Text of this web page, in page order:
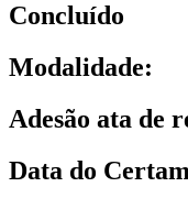
Concluído
Modalidade:
Adesão ata de
Data do